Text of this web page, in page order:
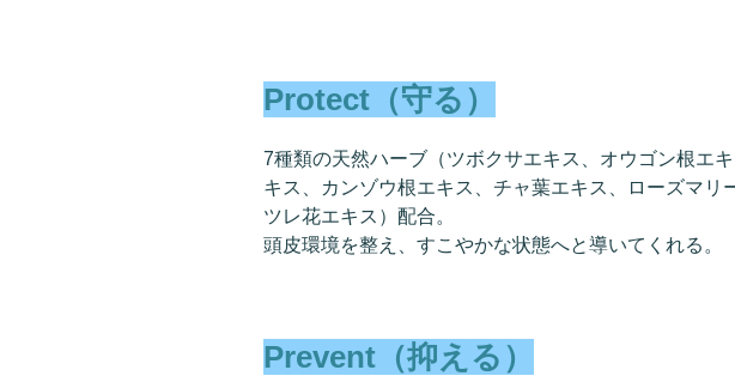
Protect（守る）
7種類の天然ハーブ（ツボクサエキス、オウゴン根エ
キス、カンゾウ根エキス、チャ葉エキス、ローズマリ
ツレ花エキス）配合。
頭皮環境を整え、すこやかな状態へと導いてくれる。
Prevent（抑える）